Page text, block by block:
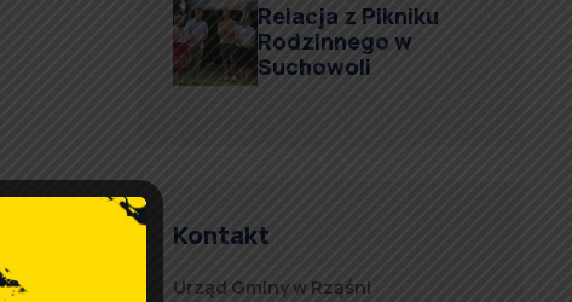
Relacja z Pikniku
Rodzinnego w
Suchowoli
Kontakt
Urząd Gminy w Rząśni